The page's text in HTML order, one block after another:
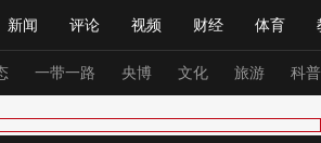
新闻 评论 视频 财经 体育
中国领导人 央视快评 习式妙语
节目单 听音 微视频 主持人
English Монгол
一带一路 央博 文化 旅游 科普